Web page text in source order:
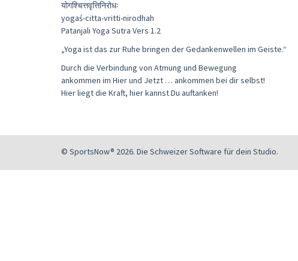
योगश्चित्तवृत्तिनिरोधः
yogaś-citta-vritti-nirodhah
Patanjali Yoga Sutra Vers 1.2
„Yoga ist das zur Ruhe bringen der Gedankenwellen im Geiste.“
Durch die Verbindung von Atmung und Bewegung
ankommen im Hier und Jetzt … ankommen bei dir selbst!
Hier liegt die Kraft, hier kannst Du auftanken!
© SportsNow® 2026. Die Schweizer Software für dein Studio.